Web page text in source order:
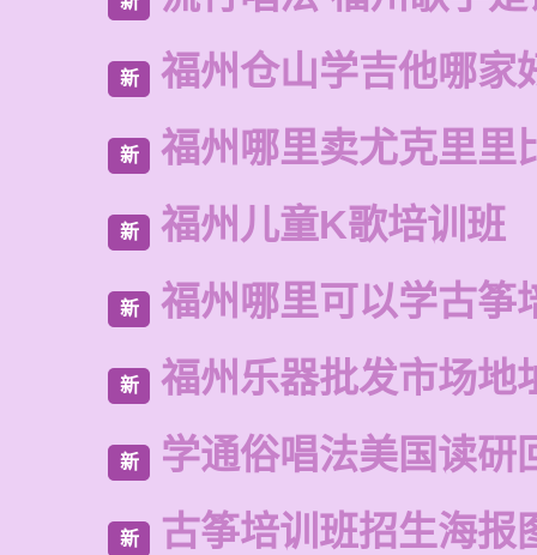
新 福州仓山学吉他哪家
新 福州哪里卖尤克里里
新 福州儿童K歌培训班
新 福州哪里可以学古筝
新 福州乐器批发市场地
新 学通俗唱法美国读研
新 古筝培训班招生海报